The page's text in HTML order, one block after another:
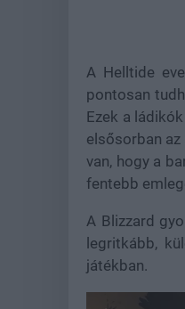
A Helltide
pontosan
Ezek a
elsősorban
van, hogy a
fentebb
A Blizzard
legritkább,
játékban.